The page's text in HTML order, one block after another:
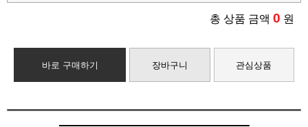
총 상품 금액 0 원
바로 구매하기 장바구니 관심상품